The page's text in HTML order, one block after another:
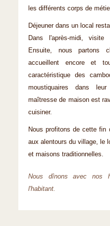
les différents corps de
Déjeuner dans un local
Dans l'après-midi, visite
Ensuite, nous partons
accueillent encore et
caractéristique des
moustiquaires dans
maîtresse de maison est
cuisiner.
Nous profitons de cette fin
aux alentours du village, le
et maisons traditionnelles.
Nous dînons avec nos
l'habitant.